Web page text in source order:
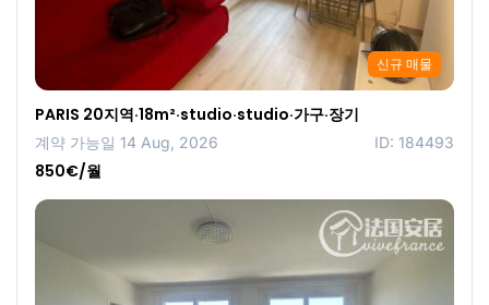
신규 매물
PARIS 20지역·18m²·studio·studio·가구·장기
계약 가능일 14 Aug, 2026 ID: 184493
850€/월